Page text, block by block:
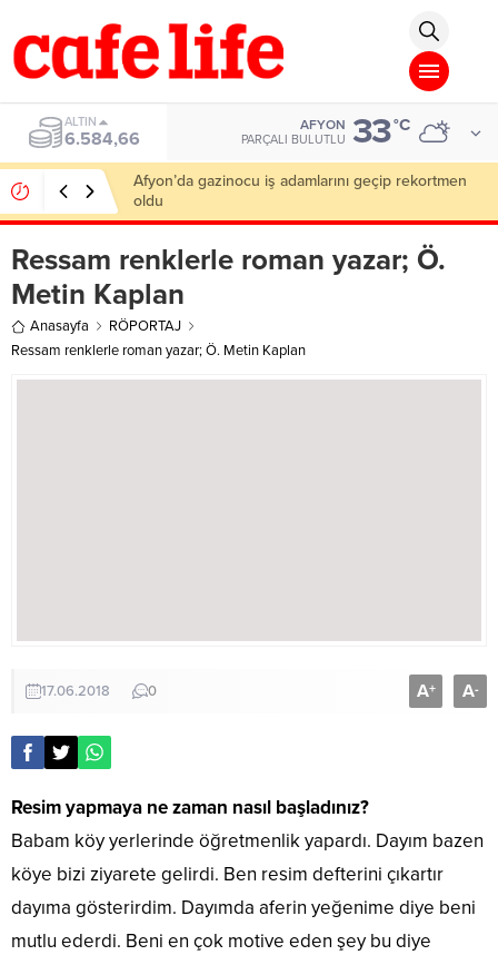
ALTIN
6.584,66
AFYON
PARÇALI BULUTLU 33°C
Afyon’da gazinocu iş adamlarını geçip rekortmen
oldu
Ressam renklerle roman yazar; Ö.
Metin Kaplan
Anasayfa
RÖPORTAJ
Ressam renklerle roman yazar; Ö. Metin Kaplan
17.06.2018 0 A+ A-
Resim yapmaya ne zaman nasıl başladınız?
Babam köy yerlerinde öğretmenlik yapardı. Dayım bazen
köye bizi ziyarete gelirdi. Ben resim defterini çıkartır
dayıma gösterirdim. Dayımda aferin yeğenime diye beni
mutlu ederdi. Beni en çok motive eden şey bu diye